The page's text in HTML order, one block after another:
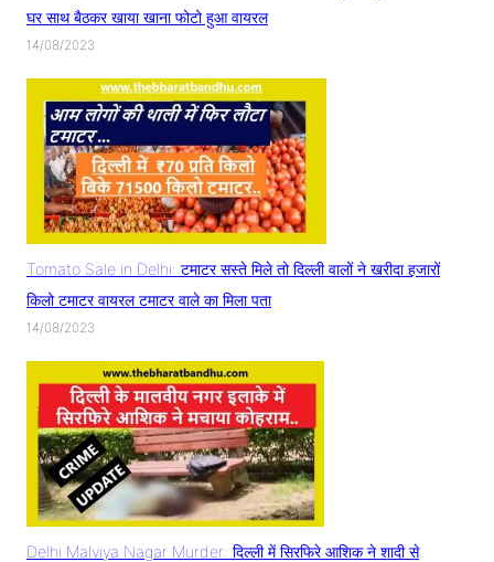
घर साथ बैठकर खाया खाना फोटो हुआ वायरल
14/08/2023
Tomato Sale in Delhi: टमाटर सस्ते मिले तो दिल्ली वालों ने खरीदा हजारों
किलो टमाटर वायरल टमाटर वाले का मिला पता
14/08/2023
Delhi Malviya Nagar Murder: दिल्ली में सिरफिरे आशिक ने शादी से